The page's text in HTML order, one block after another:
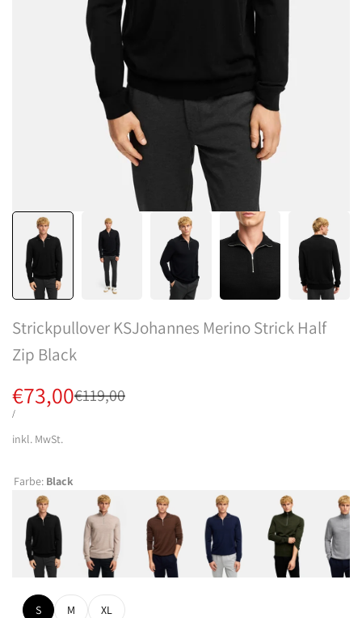
Strickpullover KSJohannes Merino Strick Half
Zip Black
Regulärer
€119,00
Verkaufspreis
€73,00
STÜCKPREIS
/PRO
inkl. MwSt.
Farbe: Black
S M XL